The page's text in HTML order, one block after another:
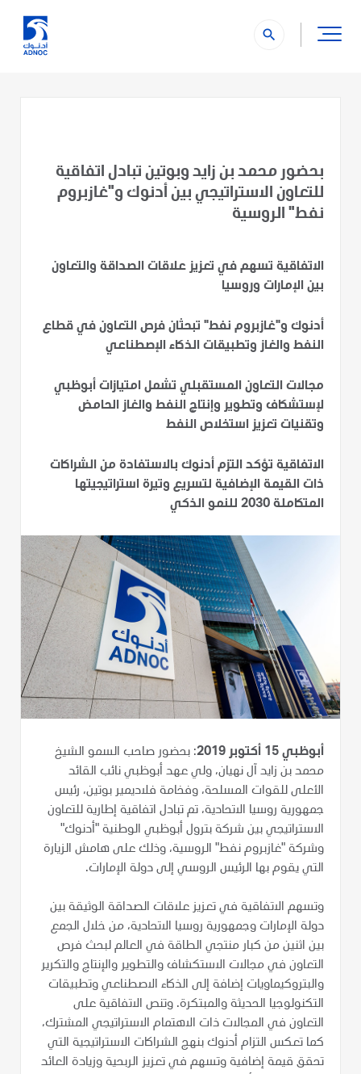
search
بحضور محمد بن زايد وبوتين تبادل اتفاقية
للتعاون الاستراتيجي بين أدنوك و"غازبروم
نفط" الروسية
الاتفاقية تسهم في تعزيز علاقات الصداقة والتعاون
بين الإمارات وروسيا
أدنوك و"غازبروم نفط" تبحثان فرص التعاون في قطاع
النفط والغاز وتطبيقات الذكاء الإصطناعي
مجالات التعاون المستقبلي تشمل امتيازات أبوظبي
لإستشكاف وتطوير وإنتاج النفط والغاز الحامض
وتقنيات تعزيز استخلاص النفط
الاتفاقية تؤكد التزم أدنوك بالاستفادة من الشراكات
ذات القيمة الإضافية لتسريع وتيرة استراتيجيتها
المتكاملة 2030 للنمو الذكي
أبوظبي 15 أكتوبر 2019
: بحضور صاحب السمو الشيخ
محمد بن زايد آل نهيان، ولي عهد أبوظبي نائب القائد
الأعلى للقوات المسلحة، وفخامة فلاديمير بوتين، رئيس
جمهورية روسيا الاتحادية، تم تبادل اتفاقية إطارية للتعاون
الاستراتيجي بين شركة بترول أبوظبي الوطنية "أدنوك"
وشركة "غازبروم نفط" الروسية، وذلك على هامش الزيارة
التي يقوم بها الرئيس الروسي إلى دولة الإمارات.
وتسهم الاتفاقية في تعزيز علاقات الصداقة الوثيقة بين
دولة الإمارات وجمهورية روسيا الاتحادية، من خلال الجمع
بين اثنين من كبار منتجي الطاقة في العالم لبحث فرص
التعاون في مجالات الاستكشاف والتطوير والإنتاج والتكرير
والبتروكيماويات إضافة إلى الذكاء الاصطناعي وتطبيقات
التكنولوجيا الحديثة والمبتكرة. وتنص الاتفاقية على
التعاون في المجالات ذات الاهتمام الاستراتيجي المشترك،
كما تعكس التزام أدنوك بنهج الشراكات الاستراتيجية التي
تحقق قيمة إضافية وتسهم في تعزيز الربحية وزيادة العائد